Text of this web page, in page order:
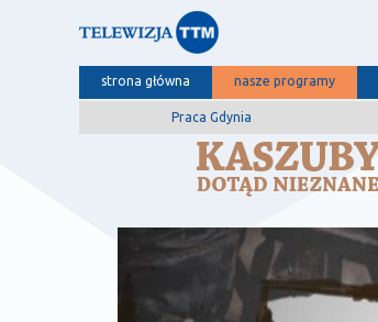
strona główna nasze programy
Praca Gdynia